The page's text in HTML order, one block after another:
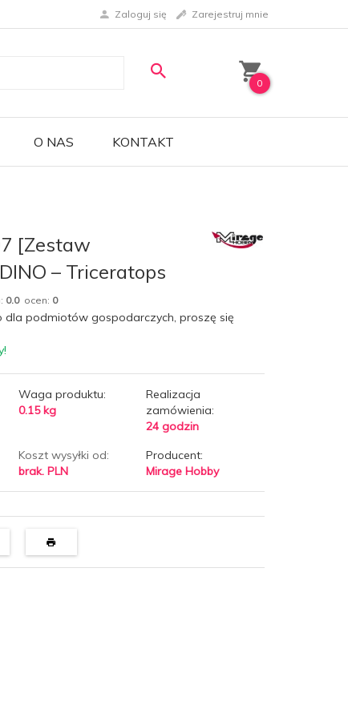
Zaloguj się Zarejestruj mnie
0
O NAS KONTAKT
[Zestaw
– Triceratops
0.0ocen: 0
dla podmiotów gospodarczych, proszę się
Waga produktu:
0.15 kg
Realizacja
zamówienia:
24 godzin
Koszt wysyłki od:
brak. PLN
Producent:
Mirage Hobby